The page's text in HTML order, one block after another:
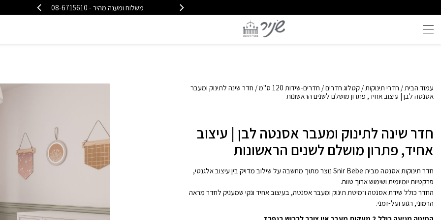
משלוח ומענה מהיר - 08-6715610
עמוד הבית/ חדרי תינוקות/ קטלוג חדרים/ חדרים-שידות 120 ס"מ
/ חדר שינה לתינוק ומעבר
אסנטה לבן | עיצוב אחיד, פתרון מושלם לשנים הראשונות
חדר שינה לתינוק ומעבר אסנטה לבן | עיצוב
אחיד, פתרון מושלם לשנים הראשונות
חדר תינוקות אסנטה מבית Snir Bebe נוצר מתוך מחשבה על שילוב מדויק בין עיצוב אלגנטי,
פרקטיות יומיומית ושימוש ארוך טווח.
החדר כולל שידת אסנטה ו־מיטת תינוק ומעבר אסנטה, בעיצוב אחיד ונקי שמעניק לחדר מראה
הרמוני, רגוע ועל-זמני.